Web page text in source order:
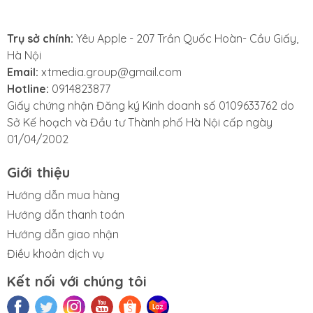
Touch ID thế hệ tiếp theo
iPad Air 4 đã loại bỏ hoàn toàn nút Home ở mặt trước
ngay trên chính nút nguồn. Touch ID sẽ giúp bạn xác
thực một cách liền mạch bất cứ khi nào bạn chạm
vào nó.
Trụ sở chính: Yêu Apple - 207 Trần Quốc Hoàn- Cầu Giấy,
Hà Nội
Email: xtmedia.group@gmail.com
Hotline: 0914823877
Giấy chứng nhận Đăng ký Kinh doanh số 0109633762 do
Sở Kế hoạch và Đầu tư Thành phố Hà Nội cấp ngày
01/04/2002
Giới thiệu
Hướng dẫn mua hàng
Hướng dẫn thanh toán
Hướng dẫn giao nhận
Điều khoản dịch vụ
Kết nối với chúng tôi